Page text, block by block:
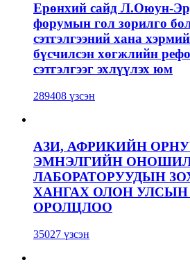
Ерөнхий сайд Л.Оюун-
форумын гол зорилго
сэтгэлгээний хана
бүсчилсэн хөгжлийн
сэтгэлгээг эхлүүлэх юм
289408 үзсэн
АЗИ, АФРИКИЙН
ЭМНЭЛГИЙН
ЛАБОРАТОРУУДЫН
ХАНГАХ ОЛОН УЛСЫН
ОРОЛЦЛОО
35027 үзсэн